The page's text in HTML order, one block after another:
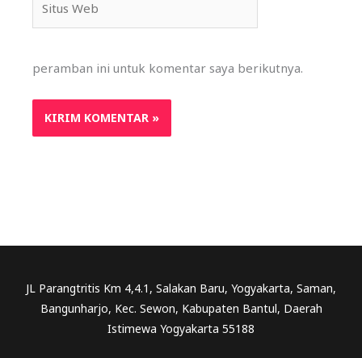
Web
peramban ini untuk komentar saya berikutnya.
JL Parangtritis Km 4,4.1, Salakan Baru, Yogyakarta, Saman,
Bangunharjo, Kec. Sewon, Kabupaten Bantul, Daerah
Istimewa Yogyakarta 55188